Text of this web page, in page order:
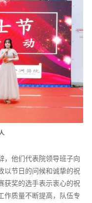
，他们代表院领导班子向
以节日的问候和诚挚的祝
获奖的选手表示衷心的祝
作质量不断提高，队伍专